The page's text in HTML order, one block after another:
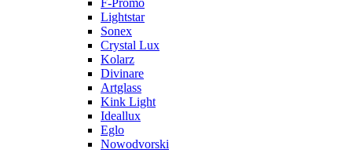
F-Promo
Lightstar
Sonex
Crystal Lux
Kolarz
Divinare
Artglass
Kink Light
Ideallux
Eglo
Nowodvorski